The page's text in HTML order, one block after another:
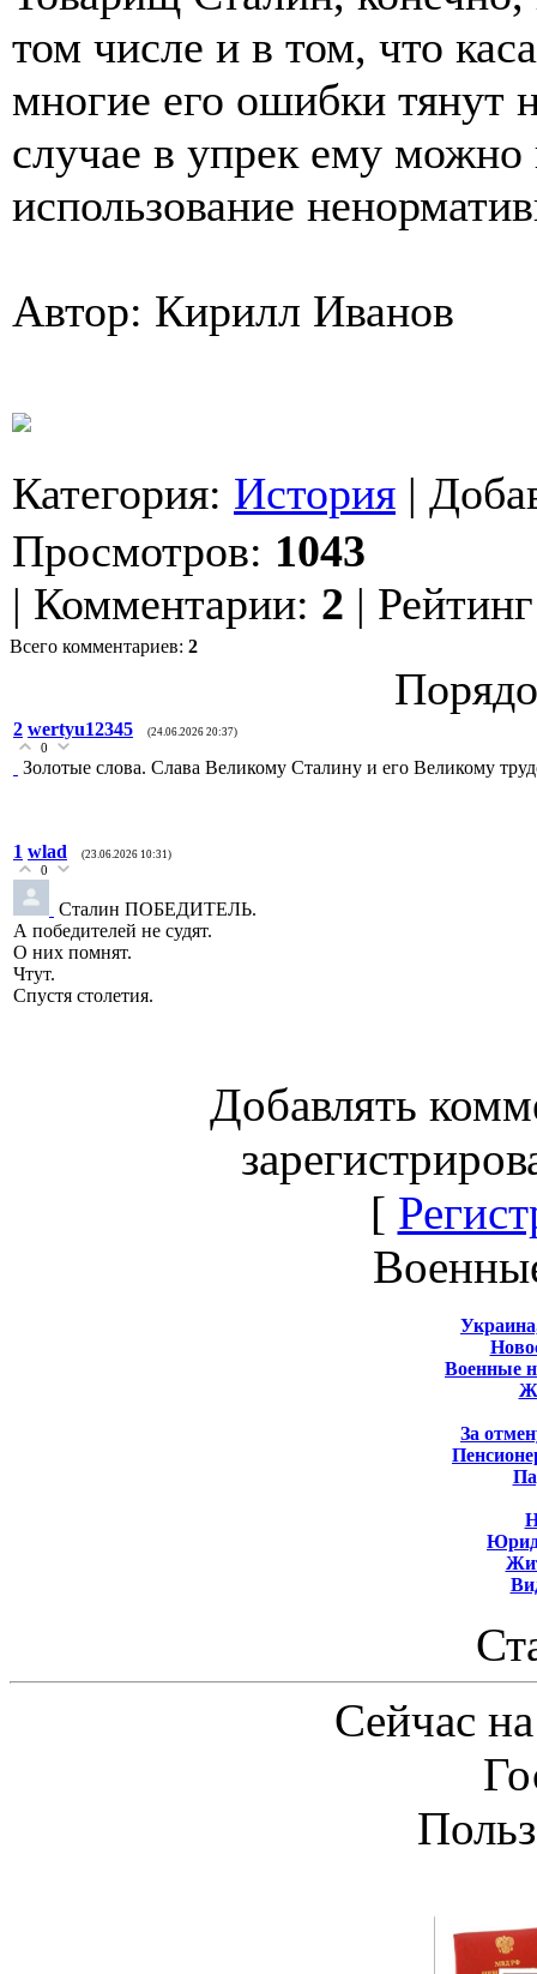
том числе и в том, что
многие его ошибки тянут
случае в упрек ему можно
использование
Автор: Кирилл Иванов
Категория: История |
Просмотров: 1043
| Комментарии: 2 | Рейтинг
Всего комментариев: 2
2 wertyu12345 (24.06.2026 20:37)
0
Золотые слова. Слава Великому Сталину и его Великому
1 wlad (23.06.2026 10:31)
0
Сталин ПОБЕДИТЕЛЬ.
А победителей не судят.
О них помнят.
Чтут.
Спустя столетия.
Добавлять
[
Военные
За
Сейчас